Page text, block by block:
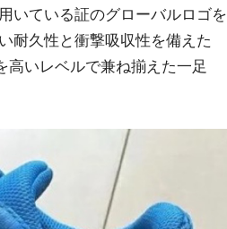
いている証のグローバルロゴを
耐久性と衝撃吸収性を備えた
高いレベルで兼ね揃えた一足